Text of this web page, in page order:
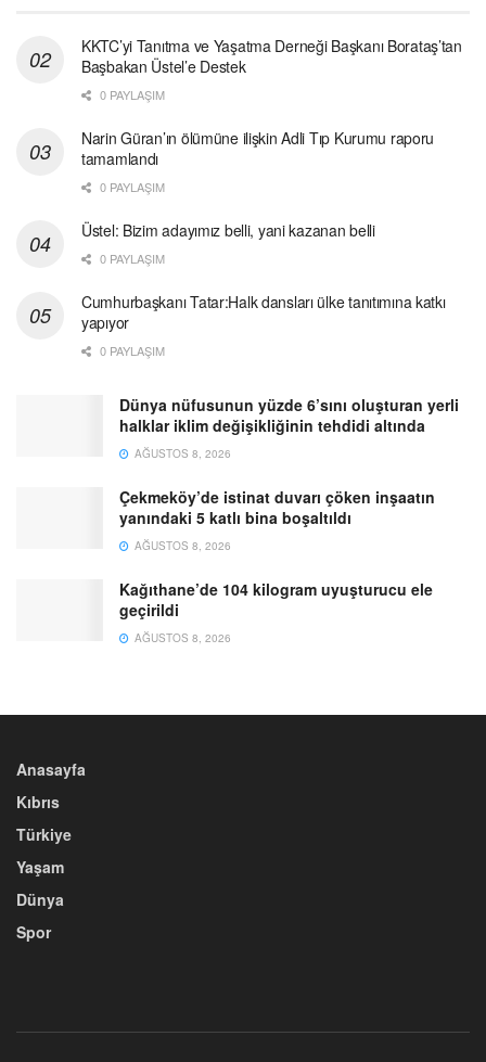
KKTC’yi Tanıtma ve Yaşatma Derneği Başkanı Borataş’tan
Başbakan Üstel’e Destek
0 PAYLAŞIM
Narin Güran’ın ölümüne ilişkin Adli Tıp Kurumu raporu
tamamlandı
0 PAYLAŞIM
Üstel: Bizim adayımız belli, yani kazanan belli
0 PAYLAŞIM
Cumhurbaşkanı Tatar:Halk dansları ülke tanıtımına katkı
yapıyor
0 PAYLAŞIM
Dünya nüfusunun yüzde 6’sını oluşturan yerli
halklar iklim değişikliğinin tehdidi altında
AĞUSTOS 8, 2026
Çekmeköy’de istinat duvarı çöken inşaatın
yanındaki 5 katlı bina boşaltıldı
AĞUSTOS 8, 2026
Kağıthane’de 104 kilogram uyuşturucu ele
geçirildi
AĞUSTOS 8, 2026
Anasayfa
Kıbrıs
Türkiye
Yaşam
Dünya
Spor